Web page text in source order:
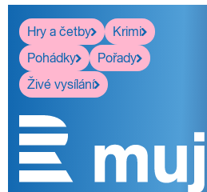
Hry a četby
Krimi
Pohádky
Pořady
Živé vysílání